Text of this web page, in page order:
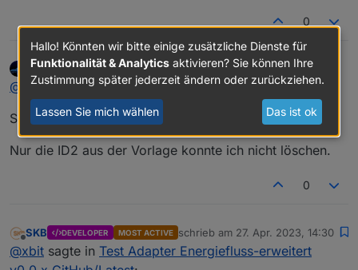
0
Offline
XBiTschrieb am27. Apr. 2023, 14:08
zuletzt editiert von
@
skb
Super Arbeit, Teste ich gleich zuhause weiter..
Nur die ID2 aus der Vorlage konnte ich nicht löschen.
0
Offline
SKB DEVELOPER MOST ACTIVE schrieb am 27. Apr. 2023, 14:30
zuletzt editiert von
@xbit sagte in Test Adapter Energiefluss-erweitert
Hallo! Könnten wir bitte einige zusätzliche Dienste für
Funktionalität & Analytics aktivieren? Sie können Ihre
Zustimmung später jederzeit ändern oder zurückziehen.
Lassen Sie mich wählen Das ist ok